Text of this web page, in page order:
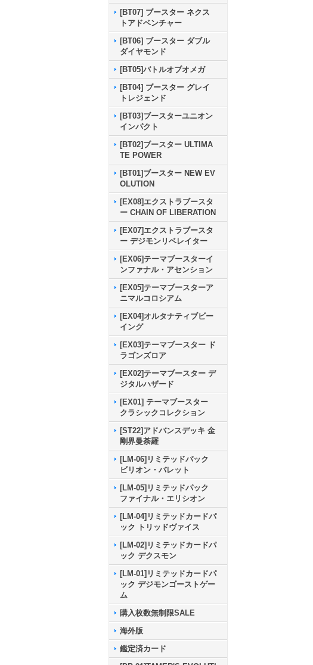
[BT07] ブースター ネクス
トアドベンチャー
[BT06] ブースター ダブル
ダイヤモンド
[BT05]バトルオブオメガ
[BT04] ブースター グレイ
トレジェンド
[BT03]ブースターユニオン
インパクト
[BT02]ブースター ULTIMA
TE POWER
[BT01]ブースター NEW EV
OLUTION
[EX08]エクストラブースタ
ー CHAIN OF LIBERATION
[EX07]エクストラブースタ
ー デジモンリベレイター
[EX06]テーマブースターイ
ンファナル・アセンション
[EX05]テーマブースターア
ニマルコロシアム
[EX04]オルタナティブビー
イング
[EX03]テーマブースター ド
ラゴンズロア
[EX02]テーマブースター デ
ジタルハザード
[EX01] テーマブースター
クラシックコレクション
[ST22]アドバンスデッキ 金
剛界曼荼羅
[LM-06]リミテッドパック
ビリオン・バレット
[LM-05]リミテッドパック
ファイナル・エリシオン
[LM-04]リミテッドカードパ
ック トリッドヴァイス
[LM-02]リミテッドカードパ
ック デクスモン
[LM-01]リミテッドカードパ
ック デジモンゴーストゲー
ム
購入枚数無制限SALE
海外版
鑑定済カード